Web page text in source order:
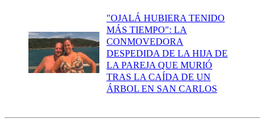
"OJALÁ HUBIERA TENIDO
MÁS TIEMPO": LA
CONMOVEDORA
DESPEDIDA DE LA HIJA DE
LA PAREJA QUE MURIÓ
TRAS LA CAÍDA DE UN
ÁRBOL EN SAN CARLOS